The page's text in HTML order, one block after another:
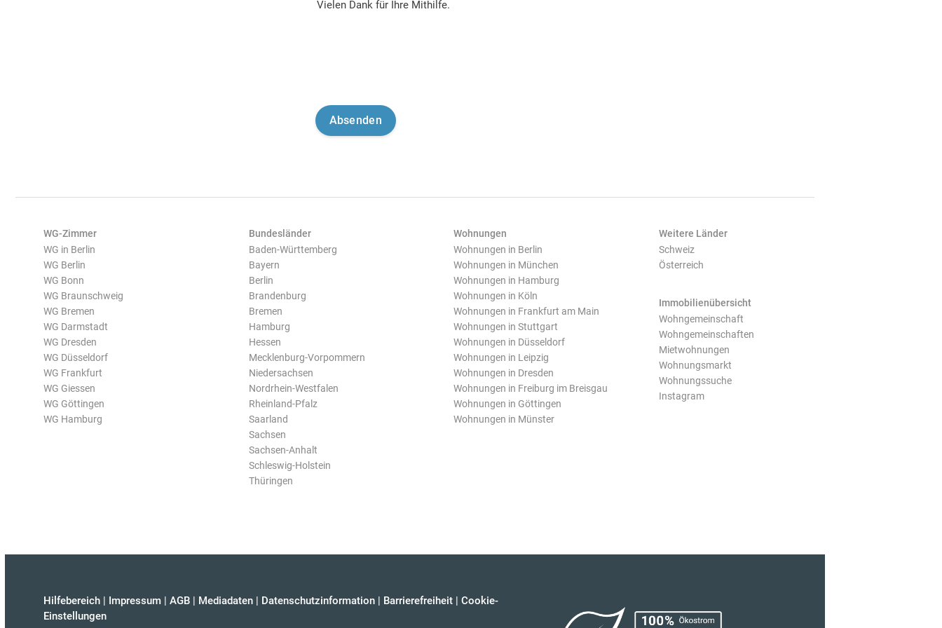
Vielen Dank für Ihre Mithilfe.
WG-Zimmer
WG in Berlin
WG Berlin
WG Bonn
WG Braunschweig
WG Bremen
WG Darmstadt
WG Dresden
WG Düsseldorf
WG Frankfurt
WG Giessen
WG Göttingen
WG Hamburg
Bundesländer
Baden-Württemberg
Bayern
Berlin
Brandenburg
Bremen
Hamburg
Hessen
Mecklenburg-Vorpommern
Niedersachsen
Nordrhein-Westfalen
Rheinland-Pfalz
Saarland
Sachsen
Sachsen-Anhalt
Schleswig-Holstein
Thüringen
Wohnungen
Wohnungen in Berlin
Wohnungen in München
Wohnungen in Hamburg
Wohnungen in Köln
Wohnungen in Frankfurt am Main
Wohnungen in Stuttgart
Wohnungen in Düsseldorf
Wohnungen in Leipzig
Wohnungen in Dresden
Wohnungen in Freiburg im Breisgau
Wohnungen in Göttingen
Wohnungen in Münster
Weitere Länder
Schweiz
Österreich
Immobilienübersicht
Wohngemeinschaft
Wohngemeinschaften
Mietwohnungen
Wohnungsmarkt
Wohnungssuche
Instagram
Hilfebereich | Impressum | AGB | Mediadaten | Datenschutzinformation | Barrierefreiheit | Cookie-
Einstellungen